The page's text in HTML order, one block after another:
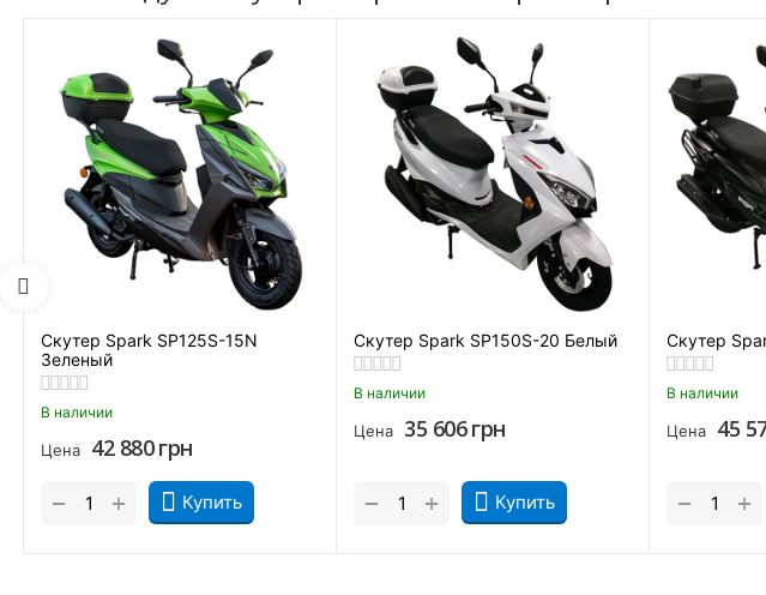
Преимущества
Большинство райдеров выбрали мотороллер СП150С-20 из-за его эксклюзивного
плавным чертам кузова. Однако помимо внешности аппарату есть что предложить
Колоссальный ресурс двигателя (более 50 000 км).
Дешевое обслуживание и доступные запчасти.
Минимальный расход топлива (всего 2 л на 100 км).
Усиленную стальную раму, выдерживающую нагрузку в 150 кг.
Доступную цену скутера Spark SP150S-20 синего цвета.
Расширенную комплектацию аппарата (есть сигнализация, LED-оптика, USB-разъем,
Скутер Spark SP125S-15N
Зеленый
В наличии
Цена 42 880грн
Купить
+
−
Скутер Spark SP150S-20 Белый
В наличии
Цена 35 606грн
Купить
+
−
Скутер
В наличии
Цена 45
+
−